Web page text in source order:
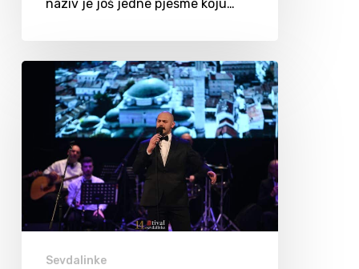
naziv je još jedne pjesme koju…
Sevdalinke